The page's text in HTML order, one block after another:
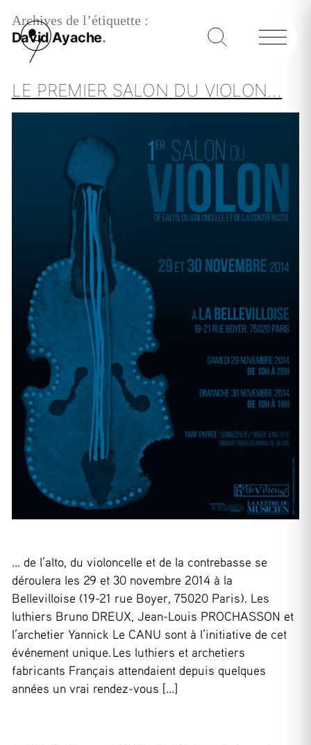
Archives de l’étiquette :
David Ayache
LE PREMIER SALON DU VIOLON…
… de l’alto, du violoncelle et de la contrebasse se
déroulera les 29 et 30 novembre 2014 à la
Bellevilloise (19-21 rue Boyer, 75020 Paris). Les
luthiers Bruno DREUX, Jean-Louis PROCHASSON et
l’archetier Yannick Le CANU sont à l’initiative de cet
événement unique. Les luthiers et archetiers
fabricants Français attendaient depuis quelques
années un vrai rendez-vous […]